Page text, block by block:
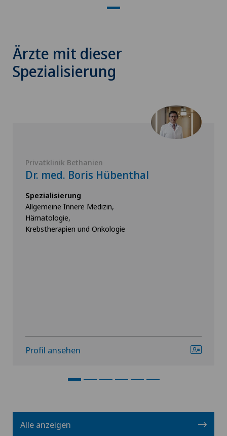
Ärzte mit dieser
Spezialisierung
Privatklinik Bethanien
Dr. med. Boris Hübenthal
Spezialisierung
Allgemeine Innere Medizin,
Hämatologie,
Krebstherapien und Onkologie
Profil ansehen
Alle anzeigen